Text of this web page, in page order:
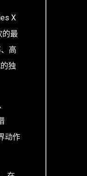
X
的最
高
独
动作